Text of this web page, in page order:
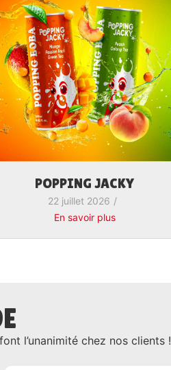
POPPING JACKY
22 juillet 2026 /
En savoir plus
l’unanimité chez nos clients !